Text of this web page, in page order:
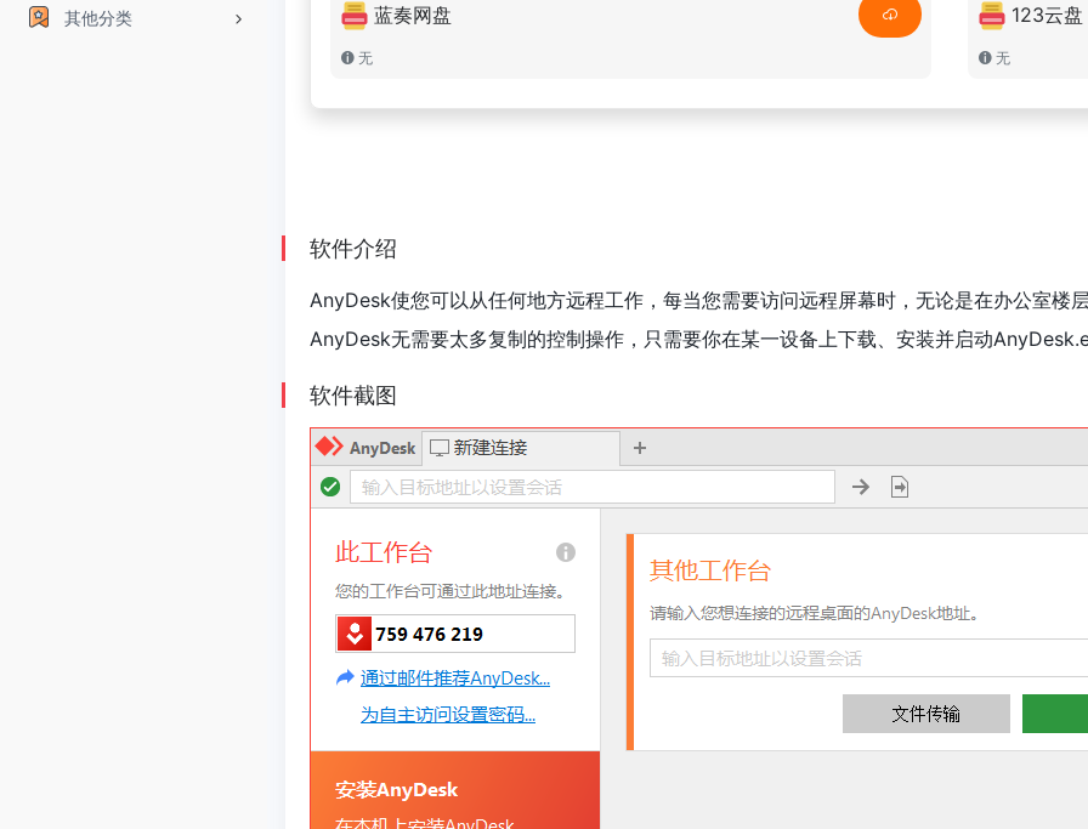
其他分类 蓝奏网盘
无
123云盘
无
软件介绍
AnyDesk使您可以从任何地方远程工作，每当您需要访问远程屏幕时，无论是在办公室楼
AnyDesk无需要太多复制的控制操作，只需要你在某一设备上下载、安装并启动
软件截图